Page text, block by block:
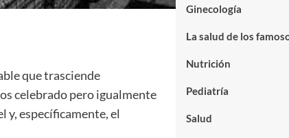
que trasciende
celebrado pero igualmente
y, específicamente, el
Ginecología
La salud de los
Nutrición
Pediatría
Salud